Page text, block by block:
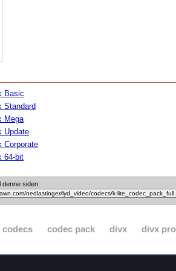
Basic
Standard
Mega
Update
Corporate
64-bit
denne siden:
codecs codec pack divx divx pro